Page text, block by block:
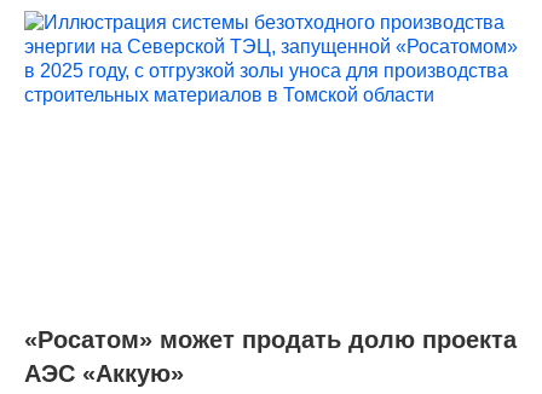
«Росатом» может продать долю проекта
АЭС «Аккую»